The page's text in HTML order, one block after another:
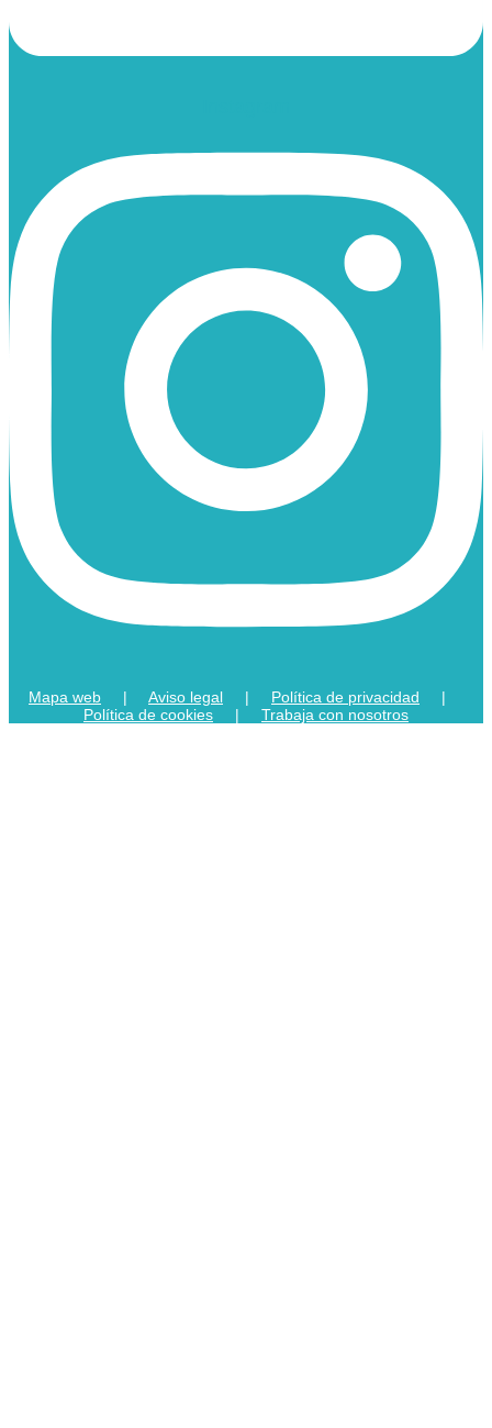
Mapa web | Aviso legal | Política de privacidad |
Política de cookies | Trabaja con nosotros